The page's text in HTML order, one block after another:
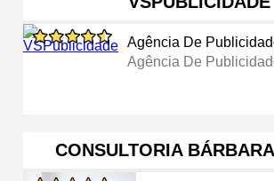
Agência De
Agência De
CONSULTORIA